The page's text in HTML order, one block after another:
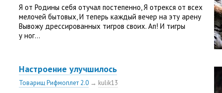
Я от Родины себя отучал постепенно, Я отрекся от всех
мелочей бытовых, И теперь каждый вечер на эту арену
Вывожу дрессированных тигров своих. Ап! И тигры
у ног...
Настроение улучшилось
Товарищ Рифмоплет 2.0 → kulik13